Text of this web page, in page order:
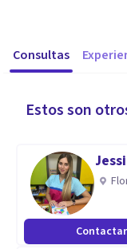
Consultas
Estos son
Contactar